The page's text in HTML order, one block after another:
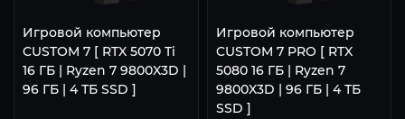
Игровой компьютер
CUSTOM 7 [ RTX 5070 Ti
16 ГБ | Ryzen 7 9800X3D |
96 ГБ | 4 ТБ SSD ]
Игровой компьютер
CUSTOM 7 PRO [ RTX
5080 16 ГБ | Ryzen 7
9800X3D | 96 ГБ | 4 ТБ
SSD ]